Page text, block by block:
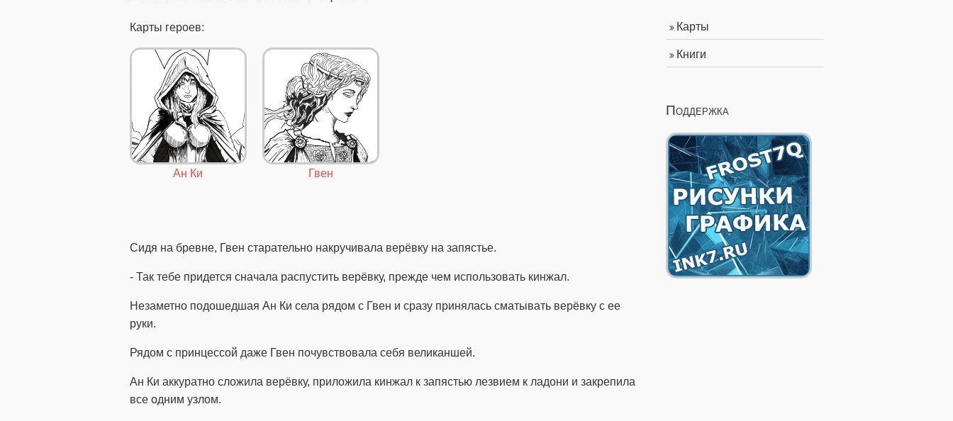
Карты героев:
Ан Ки Гвен
Сидя на бревне, Гвен старательно накручивала верёвку на запястье.
- Так тебе придется сначала распустить верёвку, прежде чем использовать кинжал.
Незаметно подошедшая Ан Ки села рядом с Гвен и сразу принялась сматывать верёвку с ее
руки.
Рядом с принцессой даже Гвен почувствовала себя великаншей.
Ан Ки аккуратно сложила верёвку, приложила кинжал к запястью лезвием к ладони и закрепила
все одним узлом.
Карты
Книги
Поддержка